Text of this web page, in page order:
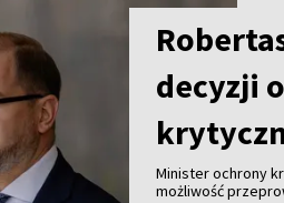
decyzji
Minister ochrony
możliwość